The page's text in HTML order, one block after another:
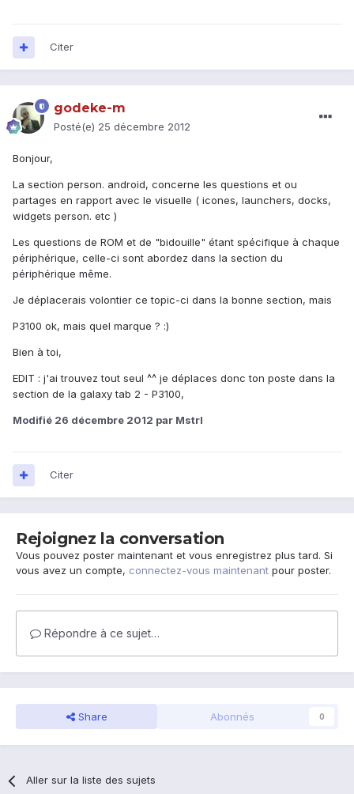
Citer
godeke-m
Posté(e) 25 décembre 2012
Bonjour,
La section person. android, concerne les questions et ou
partages en rapport avec le visuelle ( icones, launchers, docks,
widgets person. etc )
Les questions de ROM et de "bidouille" étant spécifique à chaque
périphérique, celle-ci sont abordez dans la section du
périphérique même.
Je déplacerais volontier ce topic-ci dans la bonne section, mais
P3100 ok, mais quel marque ? :)
Bien à toi,
EDIT : j'ai trouvez tout seul ^^ je déplaces donc ton poste dans la
section de la galaxy tab 2 - P3100,
Modifié 26 décembre 2012 par Mstrl
Citer
Rejoignez la conversation
Vous pouvez poster maintenant et vous enregistrez plus tard. Si
vous avez un compte, connectez-vous maintenant pour poster.
Répondre à ce sujet…
Share Abonnés 0
Aller sur la liste des sujets